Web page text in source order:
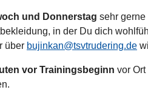
und Donnerstag sehr
in der Du dich
über bujinkan@tsvtrudering.de
vor Trainingsbeginn vor